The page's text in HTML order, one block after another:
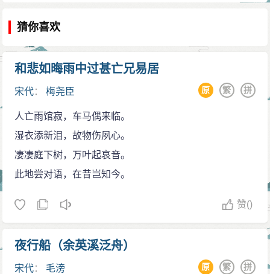
猜你喜欢
和悲如晦雨中过甚亡兄易居
宋代：梅尧臣 拼
繁
原
人亡雨馆寂，车马偶来临。
湿衣添新泪，故物伤夙心。
凄凄庭下树，万叶起哀音。
此地尝对语，在昔岂知今。
赞()
夜行船（余英溪泛舟）
宋代： 毛滂 拼
繁
原